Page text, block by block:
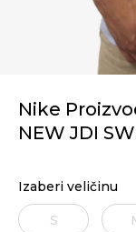
Nike
NEW JDI
Izaberi veličinu
S